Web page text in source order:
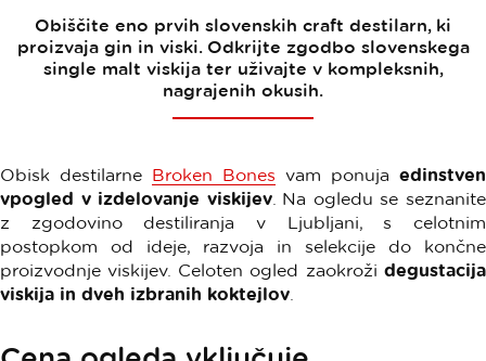
Obiščite eno prvih slovenskih craft destilarn, ki
proizvaja gin in viski. Odkrijte zgodbo slovenskega
single malt viskija ter uživajte v kompleksnih,
nagrajenih okusih.
Obisk destilarne Broken Bones vam ponuja edinstven
vpogled v izdelovanje viskijev. Na ogledu se seznanite
z zgodovino destiliranja v Ljubljani, s celotnim
postopkom od ideje, razvoja in selekcije do končne
proizvodnje viskijev. Celoten ogled zaokroži degustacija
viskija in dveh izbranih koktejlov